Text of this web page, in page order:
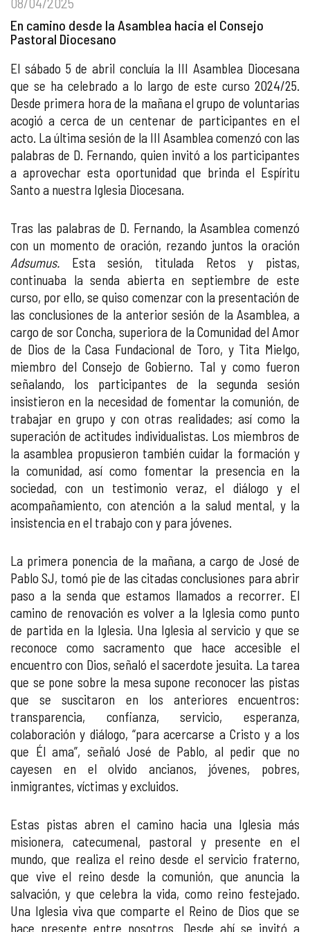
En camino desde la Asamblea hacia el Consejo
Pastoral Diocesano
El sábado 5 de abril concluía la III Asamblea Diocesana
que se ha celebrado a lo largo de este curso 2024/25.
Desde primera hora de la mañana el grupo de voluntarias
acogió a cerca de un centenar de participantes en el
acto. La última sesión de la III Asamblea comenzó con las
palabras de D. Fernando, quien invitó a los participantes
a aprovechar esta oportunidad que brinda el Espíritu
Santo a nuestra Iglesia Diocesana.
Tras las palabras de D. Fernando, la Asamblea comenzó
con un momento de oración, rezando juntos la oración
Adsumus. Esta sesión, titulada Retos y pistas,
continuaba la senda abierta en septiembre de este
curso, por ello, se quiso comenzar con la presentación de
las conclusiones de la anterior sesión de la Asamblea, a
cargo de sor Concha, superiora de la Comunidad del Amor
de Dios de la Casa Fundacional de Toro, y Tita Mielgo,
miembro del Consejo de Gobierno. Tal y como fueron
señalando, los participantes de la segunda sesión
insistieron en la necesidad de fomentar la comunión, de
trabajar en grupo y con otras realidades; así como la
superación de actitudes individualistas. Los miembros de
la asamblea propusieron también cuidar la formación y
la comunidad, así como fomentar la presencia en la
sociedad, con un testimonio veraz, el diálogo y el
acompañamiento, con atención a la salud mental, y la
insistencia en el trabajo con y para jóvenes.
La primera ponencia de la mañana, a cargo de José de
Pablo SJ, tomó pie de las citadas conclusiones para abrir
paso a la senda que estamos llamados a recorrer. El
camino de renovación es volver a la Iglesia como punto
de partida en la Iglesia. Una Iglesia al servicio y que se
reconoce como sacramento que hace accesible el
encuentro con Dios, señaló el sacerdote jesuita. La tarea
que se pone sobre la mesa supone reconocer las pistas
que se suscitaron en los anteriores encuentros:
transparencia, confianza, servicio, esperanza,
colaboración y diálogo, “para acercarse a Cristo y a los
que Él ama”, señaló José de Pablo, al pedir que no
cayesen en el olvido ancianos, jóvenes, pobres,
inmigrantes, víctimas y excluidos.
Estas pistas abren el camino hacia una Iglesia más
misionera, catecumenal, pastoral y presente en el
mundo, que realiza el reino desde el servicio fraterno,
que vive el reino desde la comunión, que anuncia la
salvación, y que celebra la vida, como reino festejado.
Una Iglesia viva que comparte el Reino de Dios que se
hace presente entre nosotros. Desde ahí se invitó a